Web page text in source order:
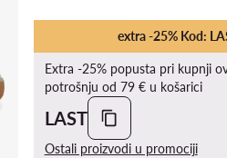
extra -25% Kod:
Extra -25% popusta pri kupnji
potrošnju od 79 € u košarici
LAST
Ostali proizvodi u promociji